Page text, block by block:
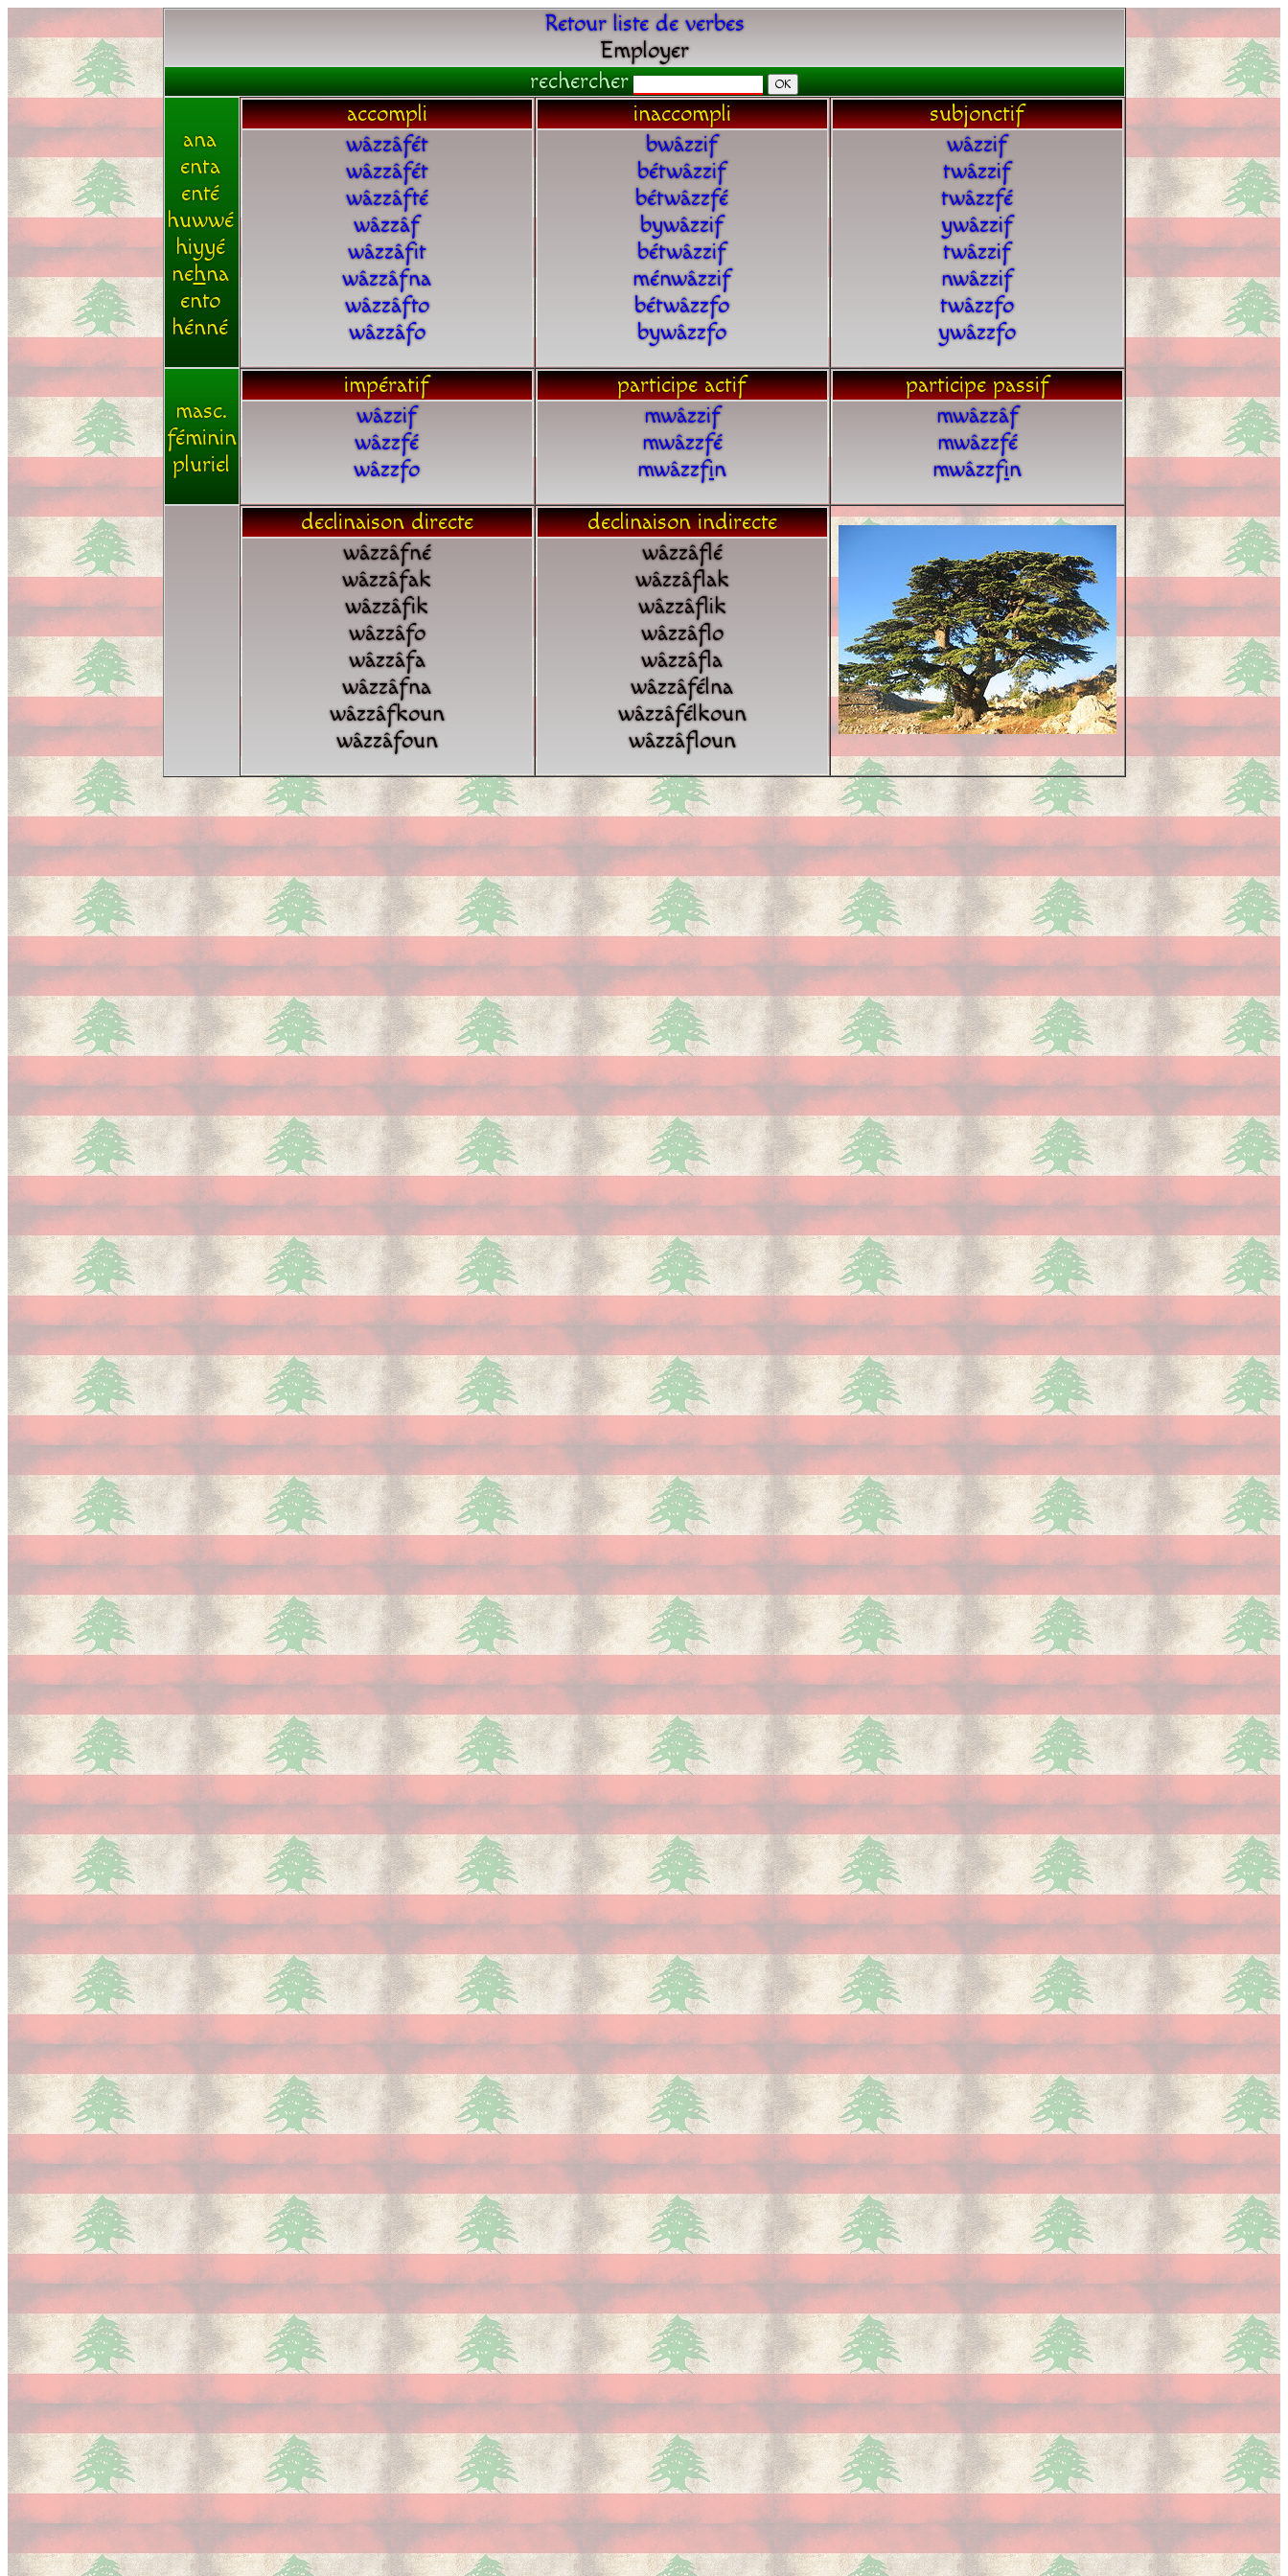
Retour liste de verbes
Employer
rechercher
ana
enta
enté
huwwé
hiyyé
nehna
ento
hénné
accompli
wâzzâfét
wâzzâfét
wâzzâfté
wâzzâf
wâzzâfit
wâzzâfna
wâzzâfto
wâzzâfo
inaccompli
bwâzzif
bétwâzzif
bétwâzzfé
bywâzzif
bétwâzzif
ménwâzzif
bétwâzzfo
bywâzzfo
subjonctif
wâzzif
twâzzif
twâzzfé
ywâzzif
twâzzif
nwâzzif
twâzzfo
ywâzzfo
masc.
féminin
pluriel
impératif
wâzzif
wâzzfé
wâzzfo
participe actif
mwâzzif
mwâzzfé
mwâzzfin
participe passif
mwâzzâf
mwâzzfé
mwâzzfin
declinaison directe
wâzzâfné
wâzzâfak
wâzzâfik
wâzzâfo
wâzzâfa
wâzzâfna
wâzzâfkoun
wâzzâfoun
declinaison indirecte
wâzzâflé
wâzzâflak
wâzzâflik
wâzzâflo
wâzzâfla
wâzzâfélna
wâzzâfélkoun
wâzzâfloun